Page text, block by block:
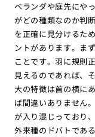
ベランダや庭先にや
がどの種類なのか判
を正確に見分けるた
ントがあります。ま
ことです。羽に規則
見えるのであれば、
大の特徴は首の横に
ば間違いありません
が入り混じっており
外来種のドバトであ